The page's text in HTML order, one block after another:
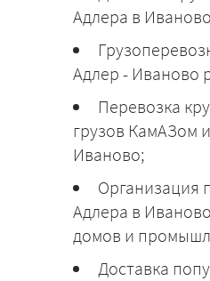
Адлера в
Адлер - Иваново
Перевозка
грузов КамАЗом
Иваново;
Организация
Адлера в
домов и
Доставка